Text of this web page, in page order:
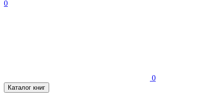
0
0
Каталог книг